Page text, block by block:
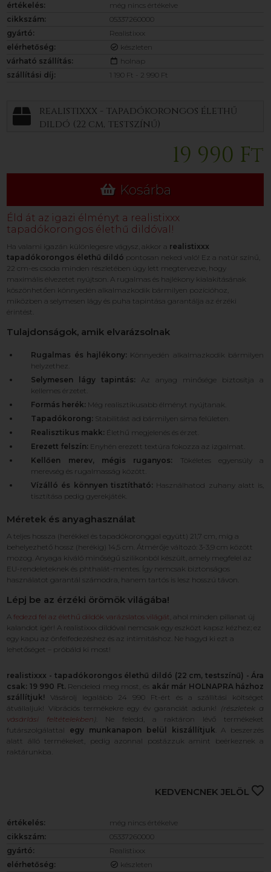
értékelés:
még nincs értékelve
cikkszám:
05337260000
gyártó:
Realistixxx
elérhetőség:
készleten
várható szállítás:
holnap
szállítási díj:
1 190 Ft - 2 990 Ft
realistixxx - tapadókorongos élethű
dildó (22 cm, testszínű)
19 990 Ft
Kosárba
Éld át az igazi élményt a realistixxx
tapadókorongos élethű dildóval!
Ha valami igazán különlegesre vágysz, akkor a realistixxx
tapadókorongos élethű dildó pontosan neked való! Ez a natúr színű,
22 cm-es csoda minden részletében úgy lett megtervezve, hogy
maximális élvezetet nyújtson. A rugalmas és hajlékony kialakításának
köszönhetően könnyedén alkalmazkodik bármilyen pozícióhoz,
miközben a selymesen lágy és puha tapintása garantálja az érzéki
érintést.
Tulajdonságok, amik elvarázsolnak
Rugalmas és hajlékony: Könnyedén alkalmazkodik bármilyen
helyzethez.
Selymesen lágy tapintás: Az anyag minősége biztosítja a
kellemes érzetet.
Formás herék: Még realisztikusabb élményt nyújtanak.
Tapadókorong: Stabilitást ad bármilyen sima felületen.
Realisztikus makk: Élethű megjelenés és érzet.
Erezett felszín: Enyhén erezett textúra fokozza az izgalmat.
Kellően merev, mégis ruganyos: Tökéletes egyensúly a
merevség és rugalmasság között.
Vízálló és könnyen tisztítható: Használhatod zuhany alatt is,
tisztítása pedig gyerekjáték.
Méretek és anyaghasználat
A teljes hossza (herékkel és tapadókoronggal együtt) 21,7 cm, míg a
behelyezhető hossz (herékig) 14,5 cm. Átmérője változó: 3-3,9 cm között
mozog. Anyaga kiváló minőségű szilikonból készült, amely megfelel az
EU-rendeleteknek és phthalát-mentes. Így nemcsak biztonságos
használatot garantál számodra, hanem tartós is lesz hosszú távon.
Lépj be az érzéki örömök világába!
Afedezd fel az élethű dildók varázslatos világát, ahol minden pillanat új
kalandot ígér! A realistixxx dildóval nemcsak egy eszközt kapsz kézhez; ez
egy kapu az önfelfedezéshez és az intimitáshoz. Ne hagyd ki ezt a
lehetőséget – próbáld ki most!
realistixxx - tapadókorongos élethű dildó (22 cm, testszínű) - Ára
csak: 19 990 Ft. Rendeled meg most, és akár már HOLNAPRA házhoz
szállítjuk! Vásárolj legalább 24 990 Ft-ért és a szállítási költséget
átvállaljuk! Vibrációs termékekre egy év garanciát adunk! (részletek a
vásárlási feltételekben ) . Ne feledd, a raktáron lévő termékeket
futárszolgálattal egy munkanapon belül kiszállítjuk . A beszerzés
alatt álló termékeket, pedig azonnal postázzuk amint beérkeznek a
raktárunkba.
KEDVENCNEK JELÖL
értékelés:
még nincs értékelve
cikkszám:
05337260000
gyártó:
Realistixxx
elérhetőség:
készleten